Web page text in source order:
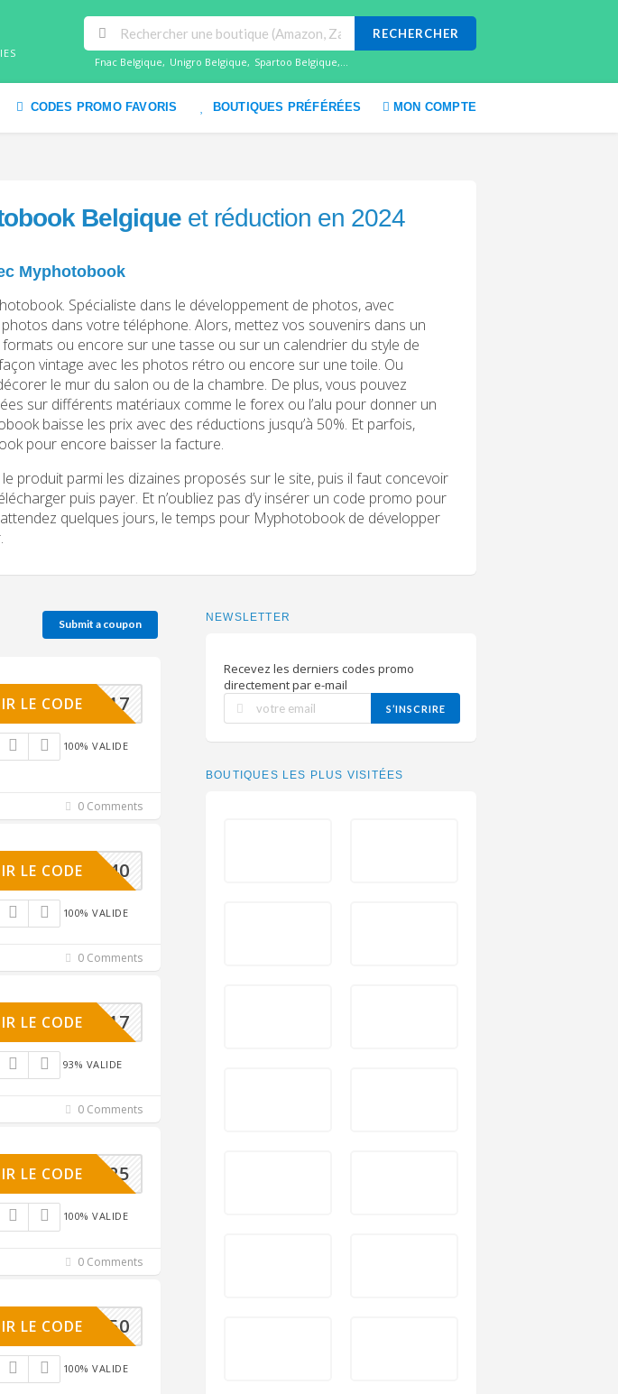
RECHERCHER
Fnac Belgique, Unigro Belgique, Spartoo Belgique,...
CODES PROMO FAVORIS BOUTIQUES PRÉFÉRÉES MON COMPTE
Belgique et réduction en 2024
Myphotobook
Spécialiste dans le développement de photos, avec
dans votre téléphone. Alors, mettez vos souvenirs dans un
ou encore sur une tasse ou sur un calendrier du style de
vintage avec les photos rétro ou encore sur une toile. Ou
le mur du salon ou de la chambre. De plus, vous pouvez
sur différents matériaux comme le forex ou l’alu pour donner un
baisse les prix avec des réductions jusqu’à 50%. Et parfois,
pour encore baisser la facture.
produit parmi les dizaines proposés sur le site, puis il faut concevoir
puis payer. Et n’oubliez pas d’y insérer un code promo pour
quelques jours, le temps pour Myphotobook de développer
Submit a coupon
30ZON17
LE CODE
100% VALIDE
0 Comments
K10EAB40
LE CODE
100% VALIDE
0 Comments
20NEST17
LE CODE
93% VALIDE
0 Comments
E10PAB25
LE CODE
100% VALIDE
0 Comments
E15PAB50
LE CODE
100% VALIDE
NEWSLETTER
Recevez les derniers codes promo
directement par e-mail
S’INSCRIRE
BOUTIQUES LES PLUS VISITÉES